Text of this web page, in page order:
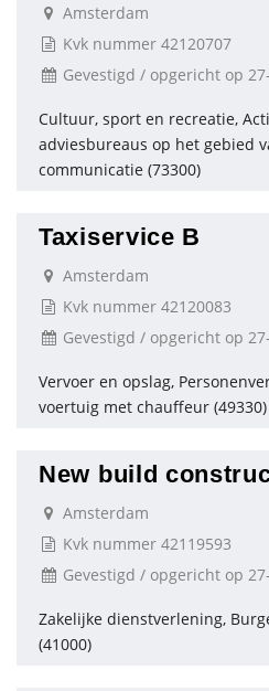
Amsterdam
Kvk nummer 42120707
Gevestigd / opgericht op
Cultuur, sport en recreatie,
adviesbureaus op het gebied
communicatie (73300)
Taxiservice B
Amsterdam
Kvk nummer 42120083
Gevestigd / opgericht op
Vervoer en opslag,
voertuig met chauffeur (49330)
New build
Amsterdam
Kvk nummer 42119593
Gevestigd / opgericht op
Zakelijke dienstverlening,
(41000)